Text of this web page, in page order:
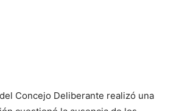
Concejo Deliberante realizó una